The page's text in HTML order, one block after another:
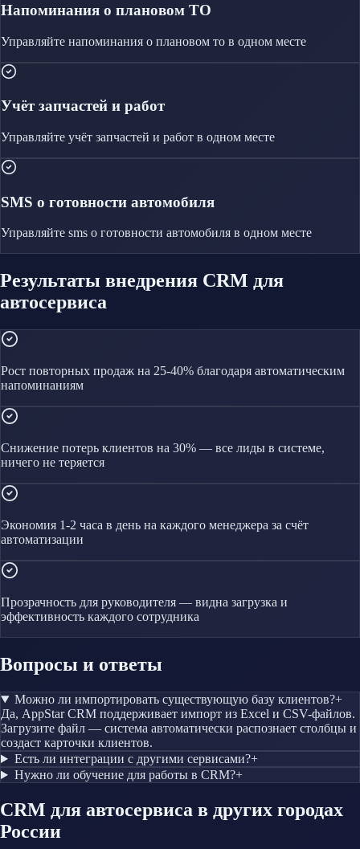
Напоминания о плановом ТО
Управляйте напоминания о плановом то в одном месте
Учёт запчастей и работ
Управляйте учёт запчастей и работ в одном месте
SMS о готовности автомобиля
Управляйте sms о готовности автомобиля в одном месте
Результаты внедрения CRM для
автосервиса
Рост повторных продаж на 25-40% благодаря автоматическим
напоминаниям
Снижение потерь клиентов на 30% — все лиды в системе,
ничего не теряется
Экономия 1-2 часа в день на каждого менеджера за счёт
автоматизации
Прозрачность для руководителя — видна загрузка и
эффективность каждого сотрудника
Вопросы и ответы
Можно ли импортировать существующую базу клиентов?+
Да, AppStar CRM поддерживает импорт из Excel и CSV-файлов.
Загрузите файл — система автоматически распознает столбцы и
создаст карточки клиентов.
Есть ли интеграции с другими сервисами?+
Нужно ли обучение для работы в CRM?+
CRM для автосервиса в других городах
России